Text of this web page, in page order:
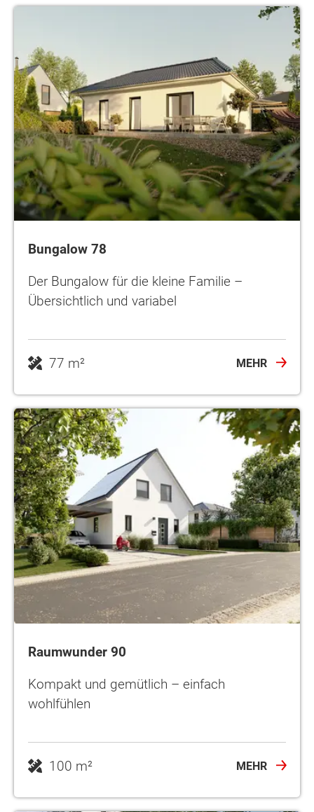
Bungalow 78
Der Bungalow für die kleine Familie –
Übersichtlich und variabel
77 m² MEHR
Raumwunder 90
Kompakt und gemütlich – einfach
wohlfühlen
100 m² MEHR